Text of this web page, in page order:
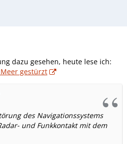
dazu gesehen, heute lese ich:
gestürzt
des Navigationssystems
und Funkkontakt mit dem